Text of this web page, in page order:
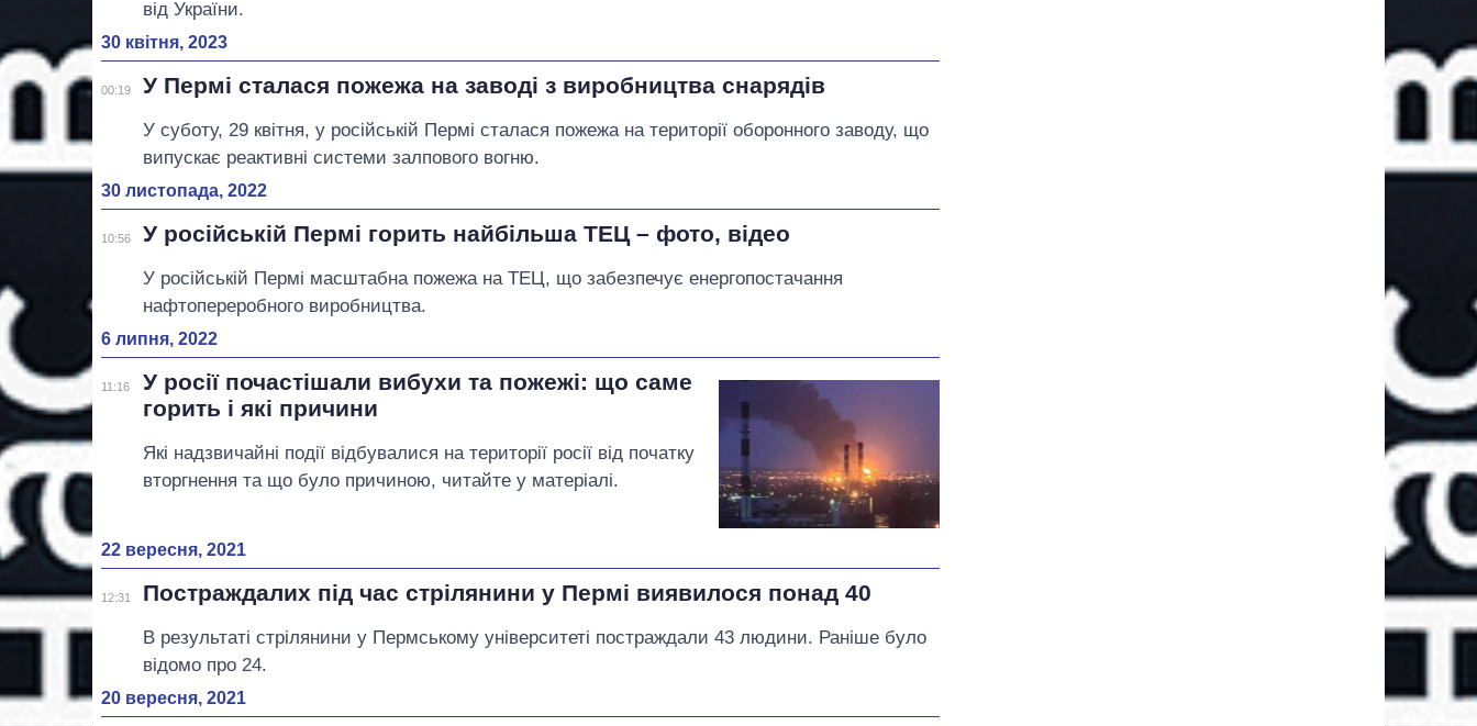
від України.
30 квітня, 2023
00:19 У Пермі сталася пожежа на заводі з виробництва снарядів
У суботу, 29 квітня, у російській Пермі сталася пожежа на території оборонного заводу, що
випускає реактивні системи залпового вогню.
30 листопада, 2022
10:56 У російській Пермі горить найбільша ТЕЦ – фото, відео
У російській Пермі масштабна пожежа на ТЕЦ, що забезпечує енергопостачання
нафтопереробного виробництва.
6 липня, 2022
11:16
У росії почастішали вибухи та пожежі: що саме
горить і які причини
Які надзвичайні події відбувалися на території росії від початку
вторгнення та що було причиною, читайте у матеріалі.
22 вересня, 2021
12:31 Постраждалих під час стрілянини у Пермі виявилося понад 40
В результаті стрілянини у Пермському університеті постраждали 43 людини. Раніше було
відомо про 24.
20 вересня, 2021